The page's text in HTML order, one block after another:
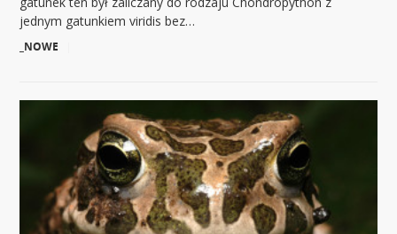
jednym gatunkiem viridis bez…
_NOWE